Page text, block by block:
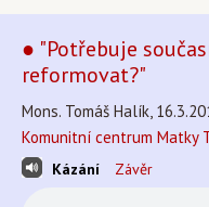
● "Potřebuje
reformovat?"
Mons. Tomáš Halík,
Komunitní centrum Matky
Kázání Závěr